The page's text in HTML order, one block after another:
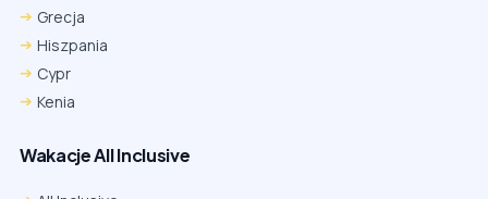
Grecja
Hiszpania
Cypr
Kenia
Wakacje All Inclusive